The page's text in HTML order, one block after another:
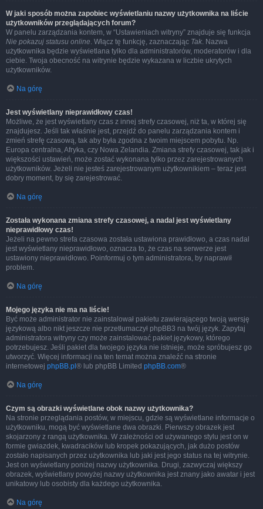
W jaki sposób można zapobiec wyświetlaniu nazwy użytkownika na liście
użytkowników przeglądających forum?
W panelu zarządzania kontem, w “Ustawieniach witryny” znajduje się funkcja
Nie pokazuj statusu online. Włącz tę funkcję, zaznaczając Tak. Nazwa
użytkownika będzie wyświetlana tylko dla administratorów, moderatorów i dla
ciebie. Twoja obecność na witrynie będzie wykazana w liczbie ukrytych
użytkowników.
Na górę
Jest wyświetlany nieprawidłowy czas!
Możliwe, że jest wyświetlany czas z innej strefy czasowej, niż ta, w której się
znajdujesz. Jeśli tak właśnie jest, przejdź do panelu zarządzania kontem i
zmień strefę czasową, tak aby była zgodna z twoim miejscem pobytu. Np.
Europa centralna, Afryka, czy Nowa Zelandia. Zmiana strefy czasowej, tak jak i
większości ustawień, może zostać wykonana tylko przez zarejestrowanych
użytkowników. Jeżeli nie jesteś zarejestrowanym użytkownikiem – teraz jest
dobry moment, by się zarejestrować.
Na górę
Została wykonana zmiana strefy czasowej, a nadal jest wyświetlany
nieprawidłowy czas!
Jeżeli na pewno strefa czasowa została ustawiona prawidłowo, a czas nadal
jest wyświetlany nieprawidłowo, oznacza to, że czas na serwerze jest
ustawiony nieprawidłowo. Poinformuj o tym administratora, by naprawił
problem.
Na górę
Mojego języka nie ma na liście!
Być może administrator nie zainstalował pakietu zawierającego twoją wersję
językową albo nikt jeszcze nie przetłumaczył phpBB3 na twój język. Zapytaj
administratora witryny czy może zainstalować pakiet językowy, którego
potrzebujesz. Jeśli pakiet dla twojego języka nie istnieje, może spróbujesz go
utworzyć. Więcej informacji na ten temat można znaleźć na stronie
internetowej phpBB.pl ® lub phpBB Limited phpBB.com®
Na górę
Czym są obrazki wyświetlane obok nazwy użytkownika?
Na stronie przeglądania postów, w miejscu, gdzie są wyświetlane informacje o
użytkowniku, mogą być wyświetlane dwa obrazki. Pierwszy obrazek jest
skojarzony z rangą użytkownika. W zależności od używanego stylu jest on w
formie gwiazdek, kwadracików lub kropek pokazujących, jak dużo postów
zostało napisanych przez użytkownika lub jaki jest jego status na tej witrynie.
Jest on wyświetlany poniżej nazwy użytkownika. Drugi, zazwyczaj większy
obrazek, wyświetlany powyżej nazwy użytkownika jest znany jako awatar i jest
unikatowy lub osobisty dla każdego użytkownika.
Na górę